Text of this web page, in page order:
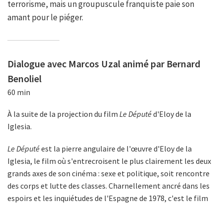
terrorisme, mais un groupuscule franquiste paie son
amant pour le piéger.
Dialogue avec Marcos Uzal animé par Bernard
Benoliel
60 min
À la suite de la projection du film Le Députéd'Eloy de la
Iglesia.
Le Députéest la pierre angulaire de l'œuvre d'Eloy de la
Iglesia, le film où s'entrecroisent le plus clairement les deux
grands axes de son cinéma : sexe et politique, soit rencontre
des corps et lutte des classes. Charnellement ancré dans les
espoirs et les inquiétudes de l'Espagne de 1978, c'est le film